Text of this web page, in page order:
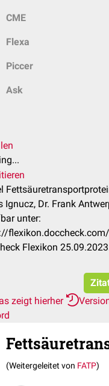
CME
Flexa
Piccer
Ask
Ignucz, Dr. Frank
unter:
Flexikon
zeigt hierher
(Weitergeleitet von FATP)